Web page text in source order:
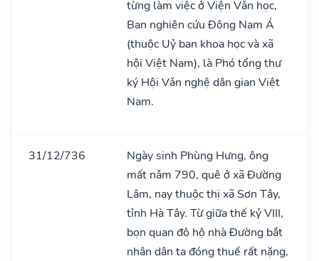
từng làm việc ở Viện Vǎn học,
Ban nghiên cứu Đông Nam Á
(thuộc Uỷ ban khoa học và xã
hội Việt Nam), là Phó tổng thư
ký Hội Vǎn nghệ dân gian Việt
Nam.
31/12/736
Ngày sinh Phùng Hưng, ông
mất nǎm 790, quê ở xã Đường
Lâm, nay thuộc thị xã Sơn Tây,
tỉnh Hà Tây. Từ giữa thế kỷ VIII,
bọn quan đô hộ nhà Đường bắt
nhân dân ta đóng thuế rất nặng,